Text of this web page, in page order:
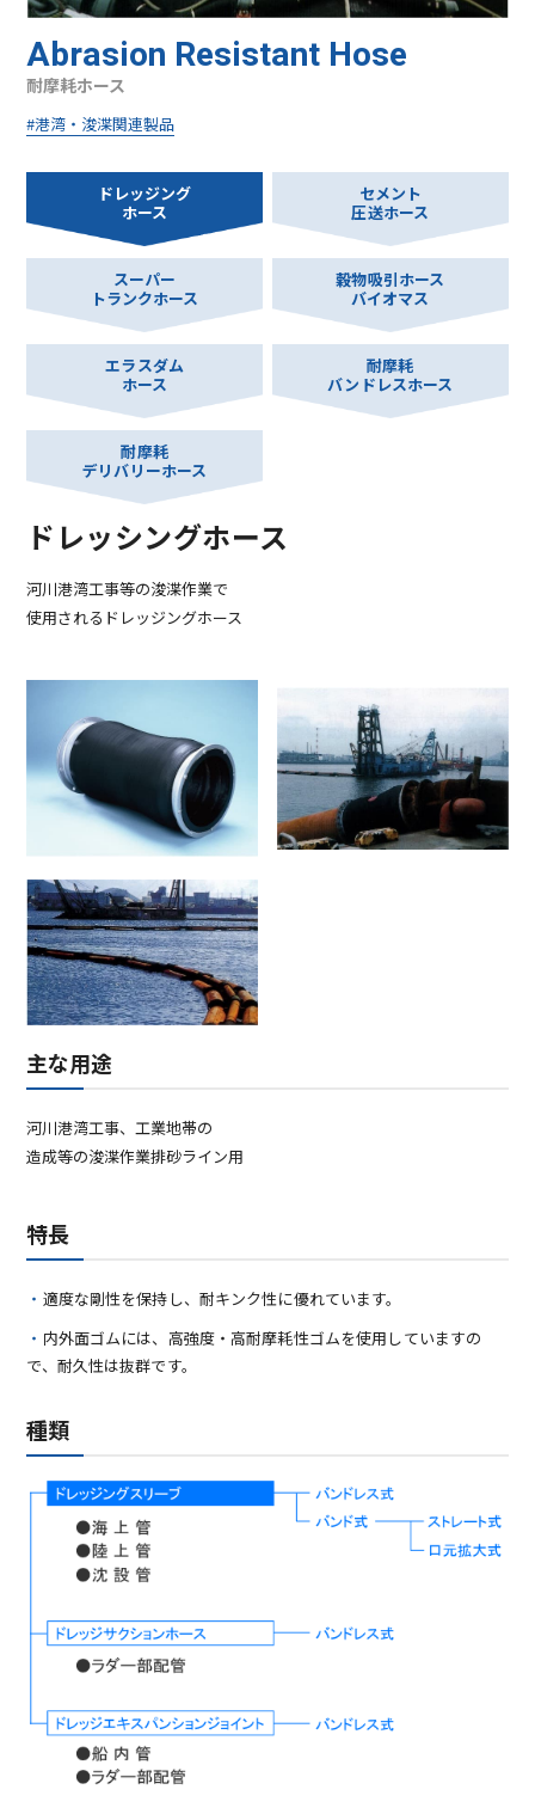
Abrasion Resistant Hose
耐摩耗ホース
#港湾・浚渫関連製品
ドレッジング
ホース
セメント
圧送ホース
スーパー
トランクホース
穀物吸引ホース
バイオマス
エラスダム
ホース
耐摩耗
バンドレスホース
耐摩耗
デリバリーホース
ドレッシングホース
河川港湾工事等の浚渫作業で
使用されるドレッジングホース
主な用途
河川港湾工事、工業地帯の
造成等の浚渫作業排砂ライン用
特長
適度な剛性を保持し、耐キンク性に優れています。
内外面ゴムには、高強度・高耐摩耗性ゴムを使用していますの
で、耐久性は抜群です。
種類